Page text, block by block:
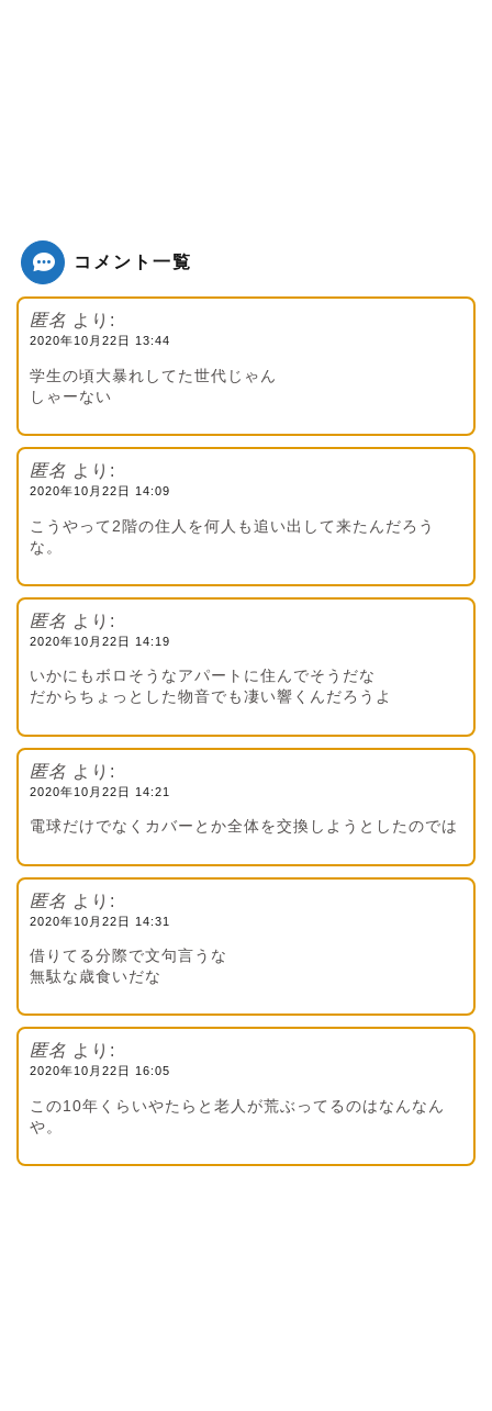
コメント一覧
匿名 より:
2020年10月22日 13:44
学生の頃大暴れしてた世代じゃん
しゃーない
匿名 より:
2020年10月22日 14:09
こうやって2階の住人を何人も追い出して来たんだろう
な。
匿名 より:
2020年10月22日 14:19
いかにもボロそうなアパートに住んでそうだな
だからちょっとした物音でも凄い響くんだろうよ
匿名 より:
2020年10月22日 14:21
電球だけでなくカバーとか全体を交換しようとしたのでは
匿名 より:
2020年10月22日 14:31
借りてる分際で文句言うな
無駄な歳食いだな
匿名 より:
2020年10月22日 16:05
この10年くらいやたらと老人が荒ぶってるのはなんなん
や。